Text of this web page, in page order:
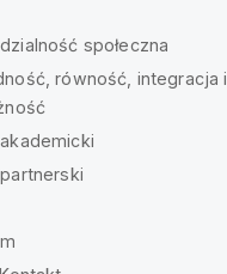
społeczna
równość, integracja i